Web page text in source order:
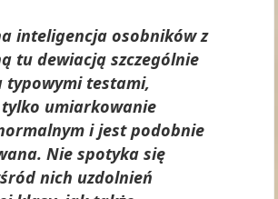
inteligencja osobników z
tu dewiacją szczególnie
typowymi testami,
umiarkowanie
i jest podobnie
Nie spotyka się
nich uzdolnień